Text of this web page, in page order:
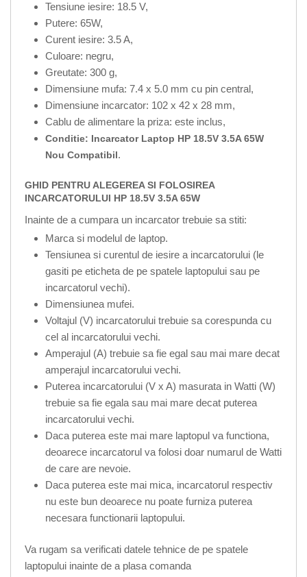
Tensiune iesire: 18.5 V,
Putere: 65W,
Curent iesire: 3.5 A,
Culoare: negru,
Greutate: 300 g,
Dimensiune mufa: 7.4 x 5.0 mm cu pin central,
Dimensiune incarcator: 102 x 42 x 28 mm,
Cablu de alimentare la priza: este inclus,
Conditie: Incarcator Laptop HP 18.5V 3.5A 65W
Nou Compatibil.
GHID PENTRU ALEGEREA SI FOLOSIREA
INCARCATORULUI HP 18.5V 3.5A 65W
Inainte de a cumpara un incarcator trebuie sa stiti:
Marca si modelul de laptop.
Tensiunea si curentul de iesire a incarcatorului (le
gasiti pe eticheta de pe spatele laptopului sau pe
incarcatorul vechi).
Dimensiunea mufei.
Voltajul (V) incarcatorului trebuie sa corespunda cu
cel al incarcatorului vechi.
Amperajul (A) trebuie sa fie egal sau mai mare decat
amperajul incarcatorului vechi.
Puterea incarcatorului (V x A) masurata in Watti (W)
trebuie sa fie egala sau mai mare decat puterea
incarcatorului vechi.
Daca puterea este mai mare laptopul va functiona,
deoarece incarcatorul va folosi doar numarul de Watti
de care are nevoie.
Daca puterea este mai mica, incarcatorul respectiv
nu este bun deoarece nu poate furniza puterea
necesara functionarii laptopului.
Va rugam sa verificati datele tehnice de pe spatele
laptopului inainte de a plasa comanda